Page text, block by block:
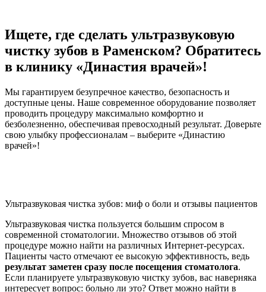
Ищете, где сделать ультразвуковую
чистку зубов в Раменском? Обратитесь
в клинику «Династия врачей»!
Мы гарантируем безупречное качество, безопасность и
доступные цены. Наше современное оборудование позволяет
проводить процедуру максимально комфортно и
безболезненно, обеспечивая превосходный результат. Доверьте
свою улыбку профессионалам – выберите «Династию
врачей»!
Ультразвуковая чистка зубов: миф о боли и отзывы пациентов
Ультразвуковая чистка пользуется большим спросом в
современной стоматологии. Множество отзывов об этой
процедуре можно найти на различных Интернет-ресурсах.
Пациенты часто отмечают ее высокую эффективность, ведь
результат заметен сразу после посещения стоматолога.
Если планируете ультразвуковую чистку зубов, вас наверняка
интересует вопрос: больно ли это? Ответ можно найти в